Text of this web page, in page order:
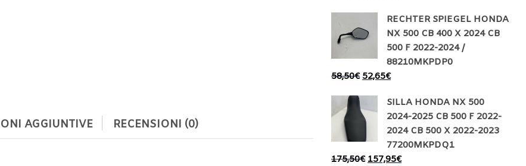
AGGIUNTIVE RECENSIONI (0)
RECHTER SPIEGEL HONDA
NX 500 CB 400 X 2024 CB
500 F 2022-2024 /
88210MKPDP0
58,50€ 52,65€
SILLA HONDA NX 500
2024-2025 CB 500 F 2022-
2024 CB 500 X 2022-2023
77200MKPDQ1
175,50€ 157,95€